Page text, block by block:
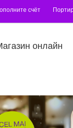
счёт
онлайн